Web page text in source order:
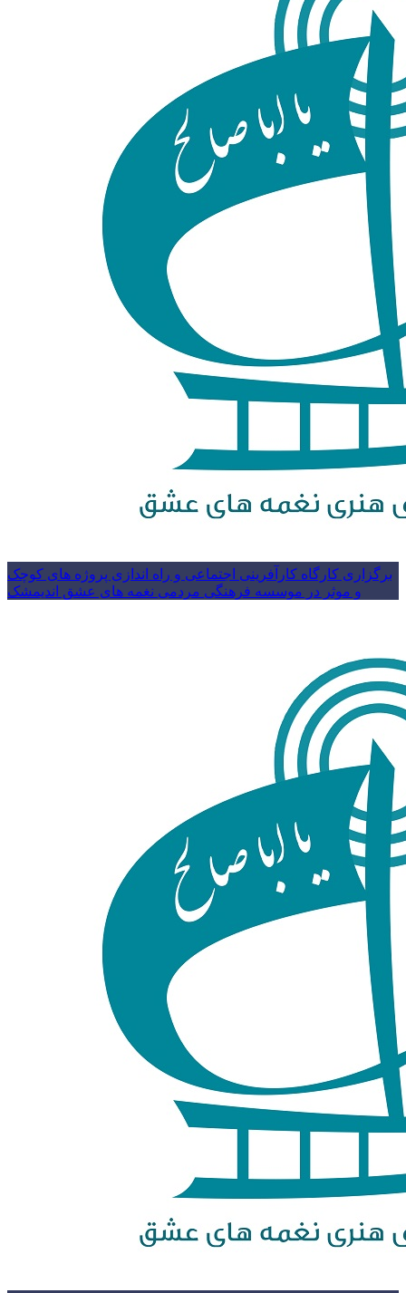
برگزاری کارگاه کارآفرینی اجتماعی و راه اندازی پروژه های کوچک
و موثر در موسسه فرهنگی مردمی نغمه های عشق اندیمشک